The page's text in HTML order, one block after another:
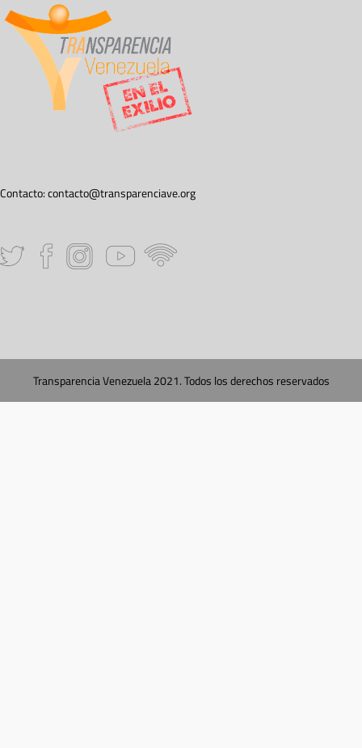
Contacto:contacto@transparenciave.org
Transparencia Venezuela 2021. Todos los derechos reservados